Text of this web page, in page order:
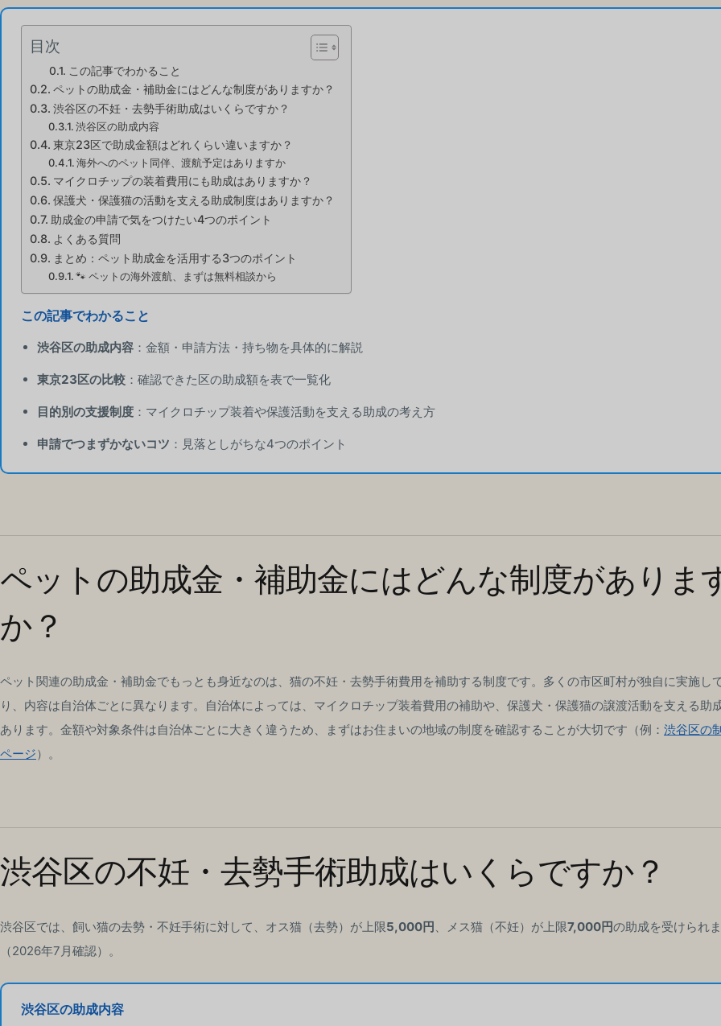
目次
この記事でわかること
ペットの助成金・補助金にはどんな制度がありますか？
渋谷区の不妊・去勢手術助成はいくらですか？
渋谷区の助成内容
東京23区で助成金額はどれくらい違いますか？
海外へのペット同伴、渡航予定はありますか
マイクロチップの装着費用にも助成はありますか？
保護犬・保護猫の活動を支える助成制度はありますか？
助成金の申請で気をつけたい4つのポイント
よくある質問
まとめ：ペット助成金を活用する3つのポイント
🐾 ペットの海外渡航、まずは無料相談から
この記事でわかること
渋谷区の助成内容 ：金額・申請方法・持ち物を具体的に解説
東京23区の比較 ：確認できた区の助成額を表で一覧化
目的別の支援制度 ：マイクロチップ装着や保護活動を支える助成の考え方
申請でつまずかないコツ ：見落としがちな4つのポイント
ペットの助成金・補助金にはどんな制度がありま
か？
ペット関連の助成金・補助金でもっとも身近なのは、猫の不妊・去勢手術費用を補助する制度です。多くの市区町村が独自に実施し
り、内容は自治体ごとに異なります。自治体によっては、マイクロチップ装着費用の補助や、保護犬・保護猫の譲渡活動を支える助
あります。金額や対象条件は自治体ごとに大きく違うため、まずはお住まいの地域の制度を確認することが大切です（例： 渋谷区の
ページ）。
渋谷区の不妊・去勢手術助成はいくらですか？
渋谷区では、飼い猫の去勢・不妊手術に対して、オス猫（去勢）が上限5,000円、メス猫（不妊）が上限7,000円の助成を受けられ
（2026年7月確認）。
渋谷区の助成内容